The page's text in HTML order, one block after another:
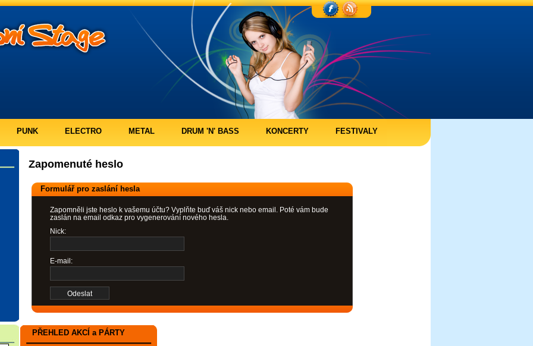
PUNK ELECTRO METAL DRUM 'N' BASS KONCERTY FESTIVALY
Zapomenuté heslo
Formulář pro zaslání hesla
Zapomněli jste heslo k vašemu účtu? Vyplňte buď váš nick nebo email. Poté vám bude
zaslán na email odkaz pro vygenerování nového hesla.
Nick:
E-mail:
PŘEHLED AKCÍ a PÁRTY